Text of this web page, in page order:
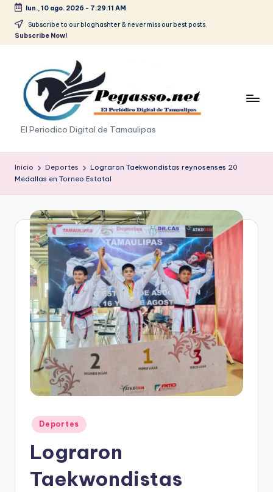
Saltar
lun., 10 ago. 2026 - 7:29:11 AM
Subscribe to our bloghashter & never miss our best posts.
Subscribe Now!
p
e
g
a
o
p
El Periodico Digital de Tamaulipas
Inicio Deportes
Lograron Taekwondistas reynosenses 20
Medallas en Torneo Estatal
Publicado
en
Deportes
Lograron
Taekwondistas